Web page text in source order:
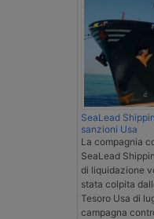
SeaLead
sanzioni Usa
La compagnia
SeaLead
di liquidazione
stata colpita
Tesoro Usa di
campagna